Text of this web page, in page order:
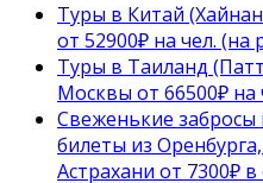
Туры в Китай
от 52900₽ на чел. (на
Туры в Таиланд
Москвы от 66500₽ на
Свеженькие
билеты из
Астрахани от 7300₽